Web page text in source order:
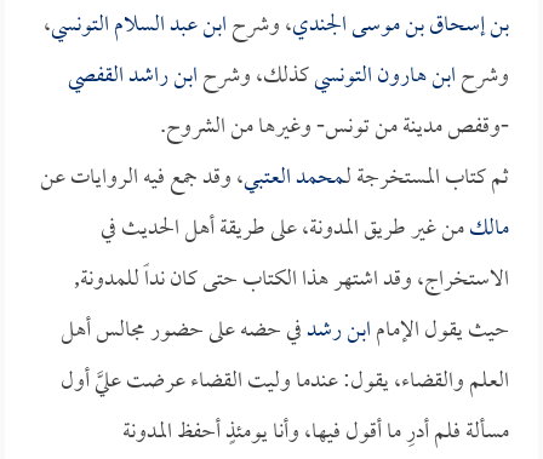
بن إسحاق بن موسى الجندي، وشرحابن عبد السلام التونسي،
وشرحابن هارون التونسيكذلك، وشرحابن راشد القفصي
-وقفص مدينة من تونس- وغيرها من الشروح.
ثم كتاب المستخرجة لـمحمد العتبي، وقد جمع فيه الروايات عن
مالكمن غير طريق المدونة، على طريقة أهل الحديث في
الاستخراج، وقد اشتهر هذا الكتاب حتى كان نداً للمدونة,
حيث يقول الإمامابن رشدفي حضه على حضور مجالس أهل
العلم والقضاء، يقول: عندما وليت القضاء عرضت عليَّ أول
مسألة فلم أدرِ ما أقول فيها، وأنا يومئذٍ أحفظ المدونة